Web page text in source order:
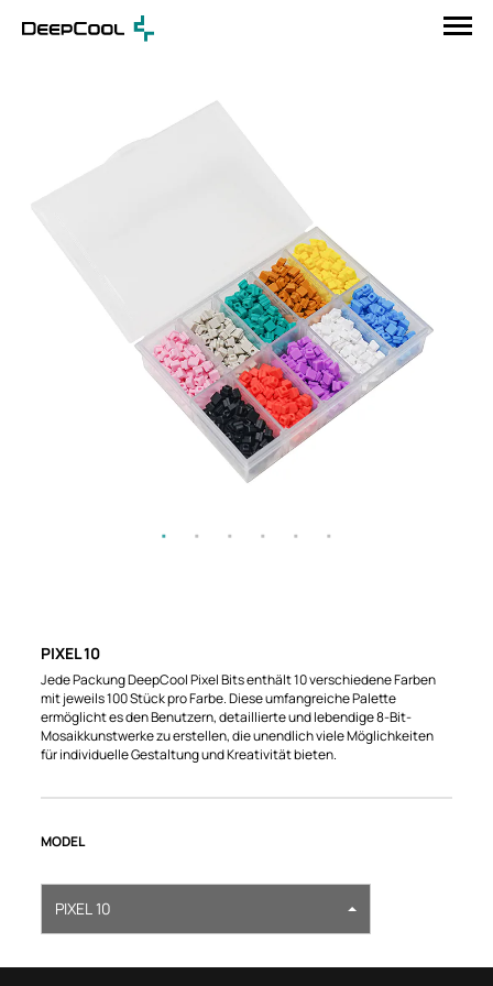
PIXEL 10
Jede Packung DeepCool Pixel Bits enthält 10 verschiedene Farben
mit jeweils 100 Stück pro Farbe. Diese umfangreiche Palette
ermöglicht es den Benutzern, detaillierte und lebendige 8-Bit-
Mosaikkunstwerke zu erstellen, die unendlich viele Möglichkeiten
für individuelle Gestaltung und Kreativität bieten.
MODEL
PIXEL 10